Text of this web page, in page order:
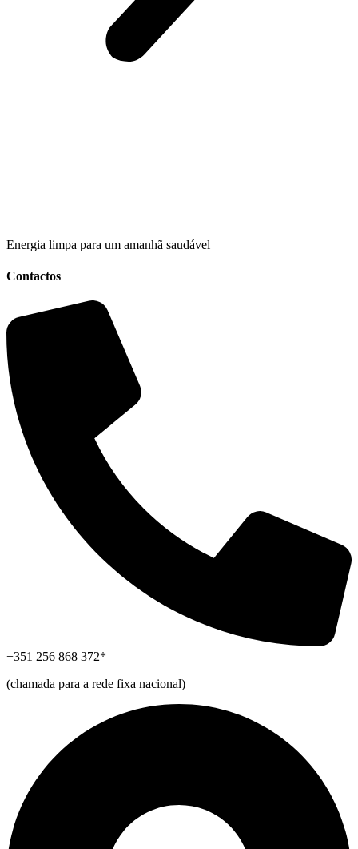
Energia limpa para um amanhã saudável
Contactos
+351 256 868 372*
(chamada para a rede fixa nacional)